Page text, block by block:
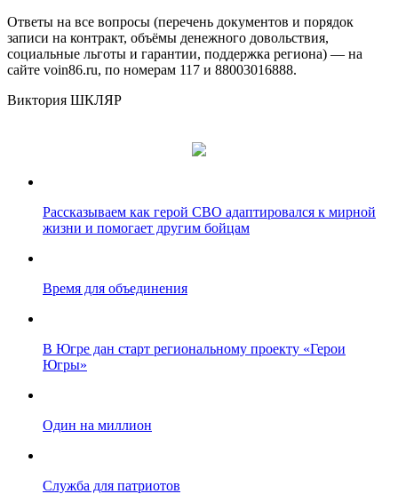
Ответы на все вопросы (перечень документов и порядок
записи на контракт, объёмы денежного довольствия,
социальные льготы и гарантии, поддержка региона) — на
сайте voin86.ru, по номерам 117 и 88003016888.
Виктория ШКЛЯР
Рассказываем как герой СВО адаптировался к мирной
жизни и помогает другим бойцам
Время для объединения
В Югре дан старт региональному проекту «Герои
Югры»
Один на миллион
Служба для патриотов